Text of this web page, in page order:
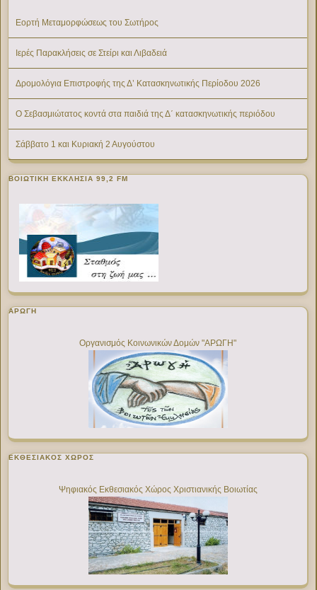
Εορτή Μεταμορφώσεως του Σωτήρος
Ιερές Παρακλήσεις σε Στείρι και Λιβαδειά
Δρομολόγια Επιστροφής της Δ’ Κατασκηνωτικής Περίοδου 2026
Ο Σεβασμιώτατος κοντά στα παιδιά της Δ΄ κατασκηνωτικής περιόδου
Σάββατο 1 και Κυριακή 2 Αυγούστου
ΒΟΙΩΤΙΚΉ ΕΚΚΛΗΣΊΑ 99,2 FM
ΑΡΩΓΗ
Οργανισμός Κοινωνικών Δομών "ΑΡΩΓΗ"
ΕΚΘΕΣΙΑΚΌΣ ΧΏΡΟΣ
Ψηφιακός Εκθεσιακός Χώρος Χριστιανικής Βοιωτίας